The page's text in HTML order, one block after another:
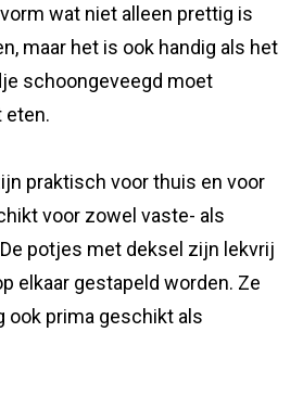
wat niet alleen prettig is
maar het is ook handig als het
schoongeveegd moet
eten.
praktisch voor thuis en voor
voor zowel vaste- als
potjes met deksel zijn lekvrij
elkaar gestapeld worden. Ze
ook prima geschikt als